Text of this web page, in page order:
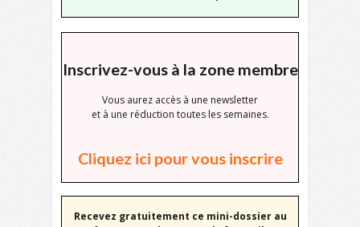
Inscrivez-vous à la zone membre
Vous aurez accès à une newsletter
et à une réduction toutes les semaines.
Cliquez ici pour vous inscrire
Recevez gratuitement ce mini-dossier au